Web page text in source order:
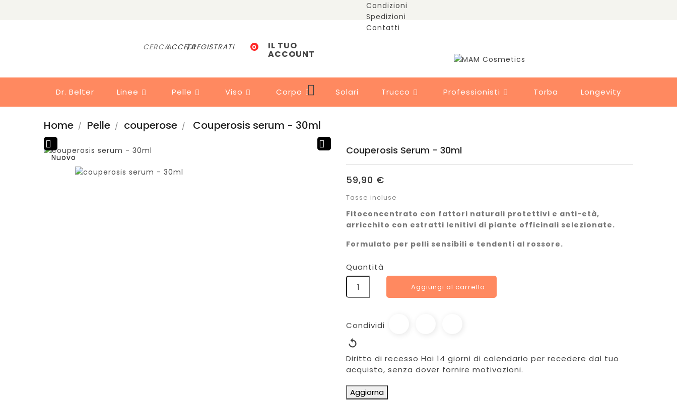
Condizioni
Spedizioni
Contatti
CERCAACCEDI| REGISTRATI 0 IL TUO
ACCOUNT
Dr. Belter 
Linee 
Pelle 
Viso 
Corpo Solari 
Trucco 
Professionisti Torba Longevity
Home Pelle couperose Couperosis serum - 30ml
Nuovo

  Couperosis Serum - 30ml
59,90 €
Tasse incluse
Fitoconcentrato con fattori naturali protettivi e anti-età,
arricchito con estratti lenitivi di piante officinali selezionate.
Formulato per pelli sensibili e tendenti al rossore.
Quantità
Aggiungi al carrello
Condividi
Diritto di recesso Hai 14 giorni di calendario per recedere dal tuo
acquisto, senza dover fornire motivazioni.